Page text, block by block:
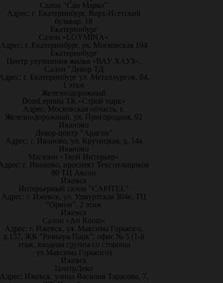
Салон "Сан Марко"
Адрес: г. Екатеринбург, Верх-Исетский
бульвар, 18
Екатеринбург
Салон «LOYMINA»
Адрес: г. Екатеринбург, ул. Московская 194
Екатеринбург
Центр улучшения жилья «ВАУ ХАУЗ»,
Салон "Декор ТД
г. Екатеринбург ул. Металлургов, 84,
1 этаж
Железнодорожный
DomLepnina ТК «Строй парк»
Адрес: Московская область, г.
Железнодорожный, ул. Пригородная, 92
Иваново
Декор-центр "Арагон"
Адрес: г. Иваново, ул. Крутицкая, д. 14а
Иваново
Магазин «Твой Интерьер»
г. Иваново, проспект Текстильщиков
80 ТЦ Аксон
Ижевск
Интерьерный салон "CAPITEL"
Адрес: г. Ижевск, ул. Удмуртская 304е, ТЦ
"Орион", 2 этаж
Ижевск
Салон «Art Room»
Адрес: г. Ижевск, ул. Максима Горького,
д.157, ЖК "Ривьера Парк", офис № 5 (1-й
этаж, входная группа со стороны
ул.Максима Горького)
Ижевск
ЦентрДеко
Ижевск, улица Василия Тарасова, 7,